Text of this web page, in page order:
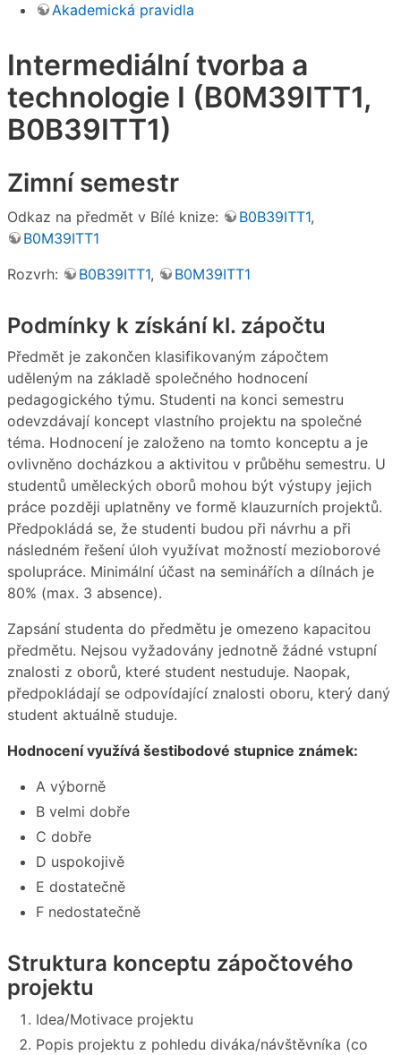
Akademická pravidla
Intermediální tvorba a
technologie I (B0M39ITT1,
B0B39ITT1)
Zimní semestr
Odkaz na předmět v Bílé knize: B0B39ITT1,
B0M39ITT1
Rozvrh:
B0B39ITT1, B0M39ITT1
Podmínky k získání kl. zápočtu
Předmět je zakončen klasifikovaným zápočtem
uděleným na základě společného hodnocení
pedagogického týmu. Studenti na konci semestru
odevzdávají koncept vlastního projektu na společné
téma. Hodnocení je založeno na tomto konceptu a je
ovlivněno docházkou a aktivitou v průběhu semestru. U
studentů uměleckých oborů mohou být výstupy jejich
práce později uplatněny ve formě klauzurních projektů.
Předpokládá se, že studenti budou při návrhu a při
následném řešení úloh využívat možností mezioborové
spolupráce. Minimální účast na seminářích a dílnách je
80% (max. 3 absence).
Zapsání studenta do předmětu je omezeno kapacitou
předmětu. Nejsou vyžadovány jednotně žádné vstupní
znalosti z oborů, které student nestuduje. Naopak,
předpokládají se odpovídající znalosti oboru, který daný
student aktuálně studuje.
Hodnocení využívá šestibodové stupnice známek:
A výborně
B velmi dobře
C dobře
D uspokojivě
E dostatečně
F nedostatečně
Struktura konceptu zápočtového
projektu
Idea/Motivace projektu
Popis projektu z pohledu diváka/návštěvníka (co